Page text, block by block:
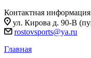
Контактная информация
ул. Кирова д. 90-В
rostovsports@ya.ru
Главная